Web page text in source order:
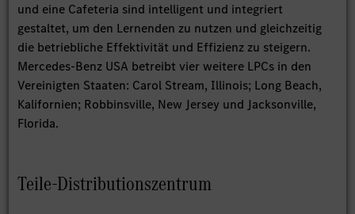
und eine Cafeteria sind intelligent und integriert
gestaltet, um den Lernenden zu nutzen und gleichzeitig
die betriebliche Effektivität und Effizienz zu steigern.
Mercedes-Benz USA betreibt vier weitere LPCs in den
Vereinigten Staaten: Carol Stream, Illinois; Long Beach,
Kalifornien; Robbinsville, New Jersey und Jacksonville,
Florida.
Teile-Distributionszentrum